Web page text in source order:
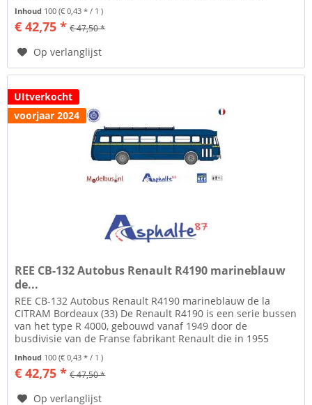
Inhoud 100(€ 0,43 * / 1 )
€ 42,75 * € 47,50 *
Op verlanglijst
UItverkocht
voorjaar 2024
REE CB-132 Autobus Renault R4190 marineblauw
de...
REE CB-132 Autobus Renault R4190 marineblauw de la
CITRAM Bordeaux (33) De Renault R4190 is een serie bussen
van het type R 4000, gebouwd vanaf 1949 door de
busdivisie van de Franse fabrikant Renault die in 1955
Inhoud 100(€ 0,43 * / 1 )
€ 42,75 * € 47,50 *
Op verlanglijst